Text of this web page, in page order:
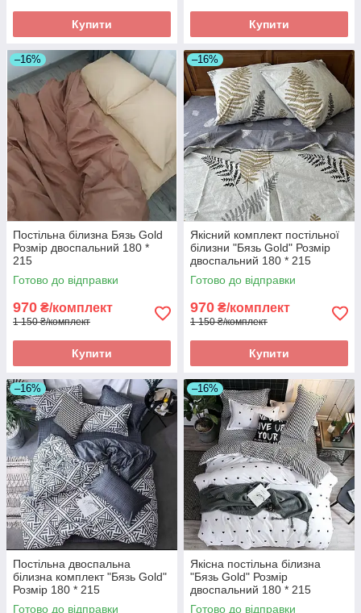
Купити Купити
–16%
Постільна білизна Бязь Gold
Розмір двоспальний 180 *
215
Готово до відправки
970 ₴/комплект
1 150 ₴/комплект
Купити
–16%
Якісний комплект постільної
білизни "Бязь Gold" Розмір
двоспальний 180 * 215
Готово до відправки
970 ₴/комплект
1 150 ₴/комплект
Купити
–16%
Постільна двоспальна
білизна комплект "Бязь Gold"
Розмір 180 * 215
Готово до відправки
–16%
Якісна постільна білизна
"Бязь Gold" Розмір
двоспальний 180 * 215
Готово до відправки